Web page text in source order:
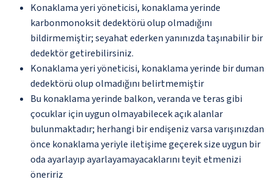
Konaklama yeri yöneticisi, konaklama yerinde
karbonmonoksit dedektörü olup olmadığını
bildirmemiştir; seyahat ederken yanınızda taşınabilir bir
dedektör getirebilirsiniz.
Konaklama yeri yöneticisi, konaklama yerinde bir duman
dedektörü olup olmadığını belirtmemiştir
Bu konaklama yerinde balkon, veranda ve teras gibi
çocuklar için uygun olmayabilecek açık alanlar
bulunmaktadır; herhangi bir endişeniz varsa varışınızdan
önce konaklama yeriyle iletişime geçerek size uygun bir
oda ayarlayıp ayarlayamayacaklarını teyit etmenizi
öneririz